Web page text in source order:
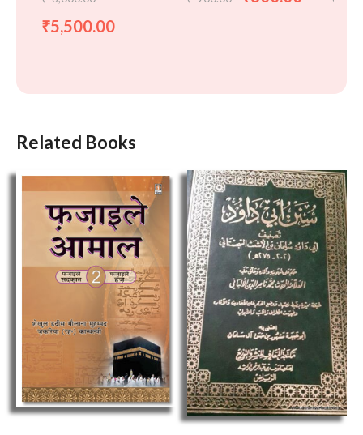
₹5,500.00
Related Books